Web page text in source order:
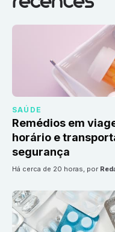
SAÚDE
Remédios em
horário e
segurança
há cerca de 20 horas, por